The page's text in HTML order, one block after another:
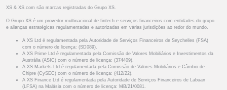
XS & XS.com são marcas registradas do Grupo XS.
O Grupo XS é um provedor multinacional de fintech e serviços financeiros com entidades do grupo
e alianças estratégicas regulamentadas e autorizadas em várias jurisdições ao redor do mundo.
A XS Ltd é regulamentada pela Autoridade de Serviços Financeiros de Seychelles (FSA)
com o número de licença: (SD089).
A XS Prime Ltd é regulamentada pela Comissão de Valores Mobiliários e Investimentos da
Austrália (ASIC) com o número de licença: (374409).
A XS Markets Ltd é regulamentada pela Comissão de Valores Mobiliários e Câmbio de
Chipre (CySEC) com o número de licença: (412/22).
A XS Finance Ltd é regulamentada pela Autoridade de Serviços Financeiros de Labuan
(LFSA) na Malásia com o número de licença: MB/21/0081.